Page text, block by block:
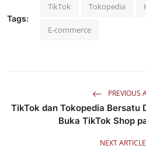
Tags:
TikTok Tokopedia
E-commerce
PREVIOUS
TikTok dan Tokopedia Bersatu
Buka TikTok Shop
NEXT ARTICLE